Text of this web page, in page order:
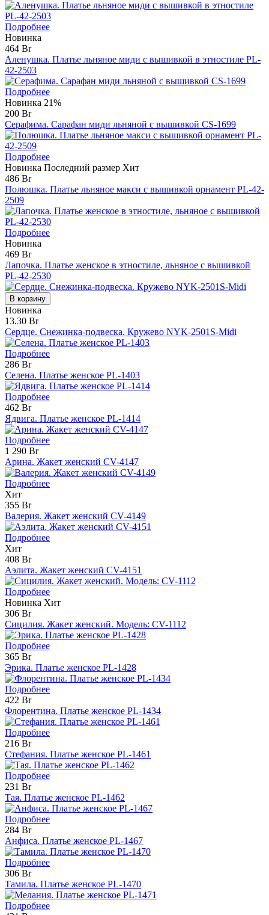
Подробнее
Новинка
464 Br
Аленушка. Платье льняное миди с вышивкой в этностиле PL-
42-2503
Подробнее
Новинка 21%
200 Br
Серафима. Сарафан миди льняной с вышивкой CS-1699
Подробнее
Новинка Последний размер Хит
486 Br
Полюшка. Платье льняное макси с вышивкой орнамент PL-42-
2509
Подробнее
Новинка
469 Br
Лапочка. Платье женское в этностиле, льняное с вышивкой
PL-42-2530
В корзину
Новинка
13.30 Br
Сердце. Снежинка-подвеска. Кружево NYK-2501S-Midi
Подробнее
286 Br
Селена. Платье женское PL-1403
Подробнее
462 Br
Ядвига. Платье женское PL-1414
Подробнее
1 290 Br
Арина. Жакет женский CV-4147
Подробнее
Хит
355 Br
Валерия. Жакет женский CV-4149
Подробнее
Хит
408 Br
Аэлита. Жакет женский CV-4151
Подробнее
Новинка Хит
306 Br
Сицилия. Жакет женский. Модель: CV-1112
Подробнее
365 Br
Эрика. Платье женское PL-1428
Подробнее
422 Br
Флорентина. Платье женское PL-1434
Подробнее
216 Br
Стефания. Платье женское PL-1461
Подробнее
231 Br
Тая. Платье женское PL-1462
Подробнее
284 Br
Анфиса. Платье женское PL-1467
Подробнее
306 Br
Тамила. Платье женское PL-1470
Подробнее